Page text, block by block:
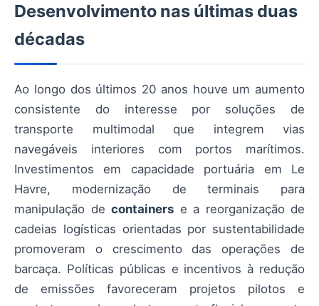
Desenvolvimento nas últimas duas
décadas
Ao longo dos últimos 20 anos houve um aumento
consistente do interesse por soluções de
transporte multimodal que integrem vias
navegáveis interiores com portos marítimos.
Investimentos em capacidade portuária em Le
Havre, modernização de terminais para
manipulação de containers e a reorganização de
cadeias logísticas orientadas por sustentabilidade
promoveram o crescimento das operações de
barcaça. Políticas públicas e incentivos à redução
de emissões favoreceram projetos pilotos e